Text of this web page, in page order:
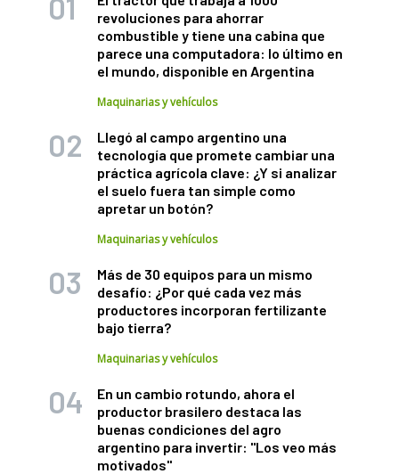
revoluciones para ahorrar
combustible y tiene una cabina que
parece una computadora: lo último en
el mundo, disponible en Argentina
Maquinarias y vehículos
Llegó al campo argentino una
tecnología que promete cambiar una
práctica agrícola clave: ¿Y si analizar
el suelo fuera tan simple como
apretar un botón?
Maquinarias y vehículos
Más de 30 equipos para un mismo
desafío: ¿Por qué cada vez más
productores incorporan fertilizante
bajo tierra?
Maquinarias y vehículos
En un cambio rotundo, ahora el
productor brasilero destaca las
buenas condiciones del agro
argentino para invertir: "Los veo más
motivados"